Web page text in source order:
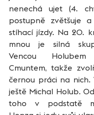
nenechá ujet (4.
postupně zvětšuje
stíhací jízdy. Na 20.
mnou je silná
Vencou
Cmuntem, takže
černou práci na nich.
ještě Michal Holub.
toho v podstatě